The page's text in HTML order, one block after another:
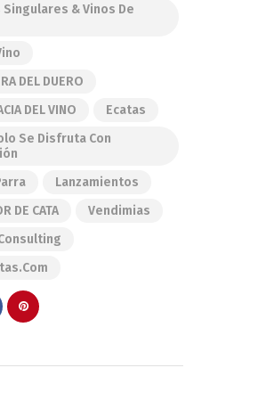
& Vinos De
DEL DUERO
DEL VINO
Ecatas
Se Disfruta Con
Lanzamientos
DE CATA
Vendimias